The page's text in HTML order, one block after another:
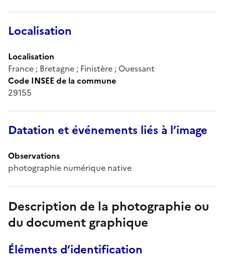
Localisation
Localisation
France ; Bretagne ; Finistère ; Ouessant
Code INSEE de la commune
29155
Datation et événements liés à l’image
Observations
photographie numérique native
Description de la photographie ou
du document graphique
Éléments d’identification